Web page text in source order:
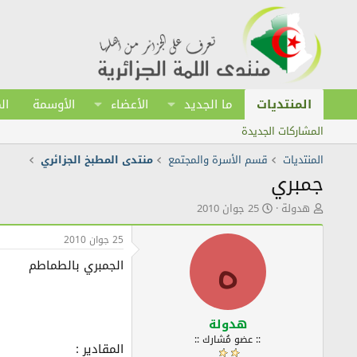
المنتديات ما الجديد الأعضاء الأوسمة
المشاركات الجديدة
المنتديات
قسم الأسرة والمجتمع منتدى المطبخ الجزائري
جمبري
ك
ا
هدولة ت
ا
ي
ل
ر
25 جوان 2010
ه
هدولة
:: عضو مُشارك ::
25 جوان 2010
الجمبري بالطماطم
المقادير :